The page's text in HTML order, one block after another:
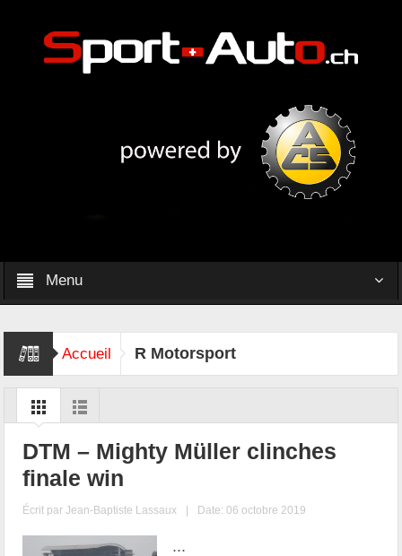
Menu
Accueil R Motorsport
DTM – Mighty Müller clinches
finale win
Écrit parJean-Baptiste Lassaux | Date: 06 octobre 2019
...